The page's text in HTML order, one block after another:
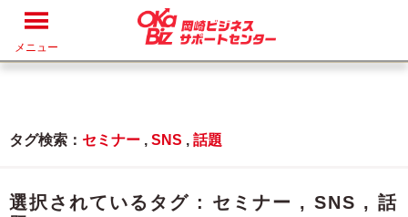
メニュー
タグ検索： セミナー , SNS , 話題
選択されているタグ : セミナー , SNS , 話